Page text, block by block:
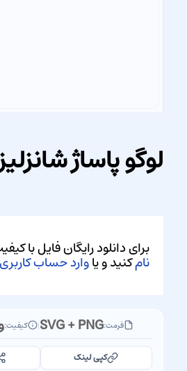
لوگو پاساژ
برای دانلود رایگان فایل با
نامکنید و یاوارد حساب کاربری
فرمت:SVG + PNG
| کیفیت:
کپی لینک